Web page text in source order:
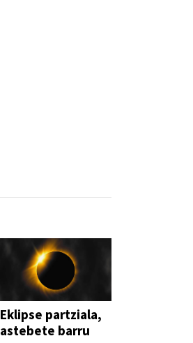
Eklipse partziala,
astebete barru